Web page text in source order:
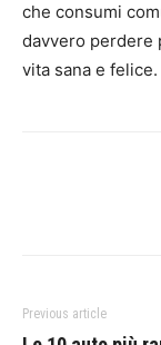
che consumi
davvero perdere
vita sana e felice.
Previous article